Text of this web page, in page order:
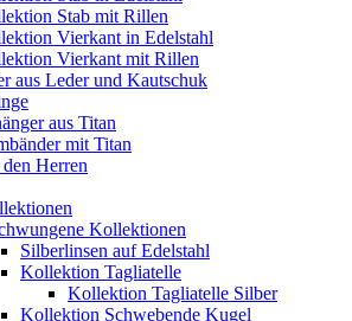
Stab mit Rillen
Vierkant in Edelstahl
Vierkant mit Rillen
aus Leder und Kautschuk
aus Titan
mit Titan
Herren
Kollektionen
Silberlinsen auf Edelstahl
Kollektion Tagliatelle
Kollektion Tagliatelle Silber
Kollektion Schwebende Kugel